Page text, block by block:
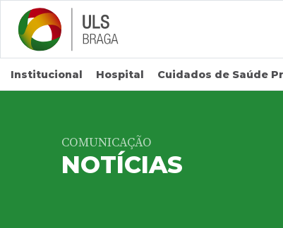
Saltar para conteúdo principal
Institucional Hospital Cuidados de Saúde
COMUNICAÇÃO
NOTÍCIAS